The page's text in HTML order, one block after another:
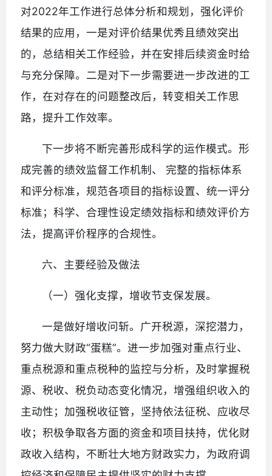
对2022年工作进行总体分析和规划，强化评价
结果的应用，一是对评价结果优秀且绩效突出
的，总结相关工作经验，并在安排后续资金时给
与充分保障。二是对下一步需要进一步改进的工
作，在对存在的问题整改后，转变相关工作思
路，提升工作效率。
下一步将不断完善形成科学的运作模式。形
成完善的绩效监督工作机制、 完整的指标体系
和评分标准，规范各项目的指标设置、统一评分
标准；科学、合理性设定绩效指标和绩效评价方
法，提高评价程序的合规性。
六、主要经验及做法
（一）强化支撑，增收节支保发展。
一是做好增收问斩。广开税源，深挖潜力，
努力做大财政“蛋糕”。进一步加强对重点行业、
重点税源和重点税种的监控与分析，及时掌握税
源、税收、税负动态变化情况，增强组织收入的
主动性；加强税收征管，坚持依法征税、应收尽
收；积极争取各方面的资金和项目扶持，优化财
政收入结构，不断壮大地方财政实力，为政府调